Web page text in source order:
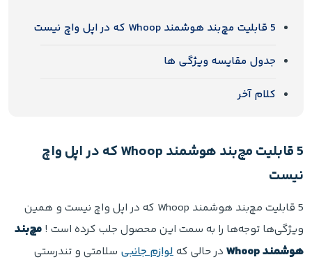
5 قابلیت مچ‌بند هوشمند Whoop که در اپل واچ نیست
جدول مقایسه ویژگی ها
کلام آخر
5 قابلیت مچ‌بند هوشمند Whoop که در اپل واچ
نیست
5 قابلیت مچ‌بند هوشمند Whoop که در اپل واچ نیست و همین
ویژگی‌ها توجه‌ها را به سمت این محصول جلب کرده است ! مچ‌بند
هوشمند Whoop
در حالی کهلوازم جانبی سلامتی و تندرستی